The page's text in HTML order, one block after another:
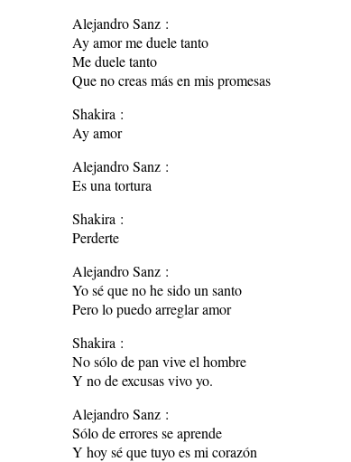
Alejandro Sanz :
Ay amor me duele tanto
Me duele tanto
Que no creas más en mis promesas
Shakira :
Ay amor
Alejandro Sanz :
Es una tortura
Shakira :
Perderte
Alejandro Sanz :
Yo sé que no he sido un santo
Pero lo puedo arreglar amor
Shakira :
No sólo de pan vive el hombre
Y no de excusas vivo yo.
Alejandro Sanz :
Sólo de errores se aprende
Y hoy sé que tuyo es mi corazón